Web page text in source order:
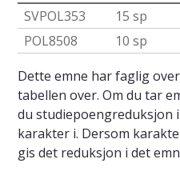
SVPOL353
15 sp
POL8508
10 sp
Dette emne har faglig
tabellen over. Om du tar
du studiepoengreduksjon
karakter i. Dersom
gis det reduksjon i det